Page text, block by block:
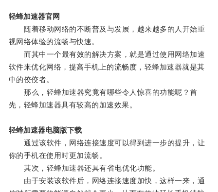
轻蜂加速器官网
随着移动网络的不断普及与发展，越来越多的人开始重
视网络体验的流畅与快速。
而其中一个最有效的解决方案，就是通过使用网络加速
软件来优化网络，提高手机上的流畅度，轻蜂加速器就是其
中的佼佼者。
那么，轻蜂加速器究竟有哪些令人惊喜的功能呢？首
先，轻蜂加速器具有较高的加速效果。
轻蜂加速器电脑版下载
通过该软件，网络连接速度可以得到进一步的提升，让
你的手机在使用时更加流畅。
其次，轻蜂加速器还具有省电优化功能。
由于安装该软件后，网络连接速度加快，这样一来，通